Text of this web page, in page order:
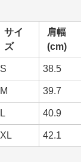
サイ
ズ
肩幅
(cm)
S 38.5
M 39.7
L 40.9
XL 42.1